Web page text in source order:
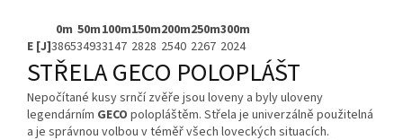
0m 50m100m150m200m250m300m
E [J]386534933147 2828 2540 2267 2024
STŘELA GECO POLOPLÁŠT
Nepočítané kusy srnčí zvěře jsou loveny a byly uloveny
legendárním GECO polopláštěm. Střela je univerzálně použitelná
a je správnou volbou v téměř všech loveckých situacích.